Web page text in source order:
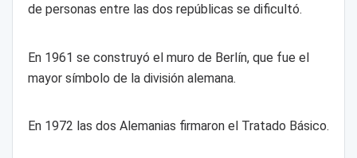
de personas entre las dos repúblicas se dificultó.
En 1961 se construyó el muro de Berlín, que fue el
mayor símbolo de la división alemana.
En 1972 las dos Alemanias firmaron el Tratado Básico.